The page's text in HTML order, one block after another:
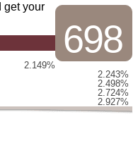
698
get your
2.149%
2.243%
2.498%
2.724%
2.927%